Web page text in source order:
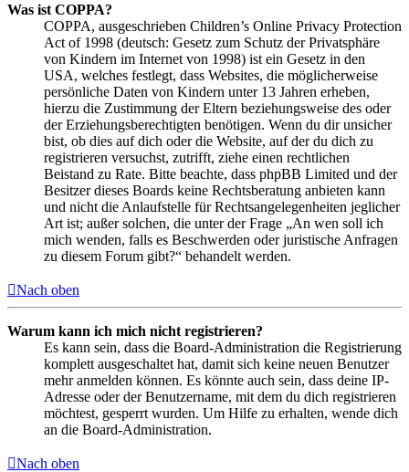
Was ist COPPA?
COPPA, ausgeschrieben Children’s Online Privacy Protection
Act of 1998 (deutsch: Gesetz zum Schutz der Privatsphäre
von Kindern im Internet von 1998) ist ein Gesetz in den
USA, welches festlegt, dass Websites, die möglicherweise
persönliche Daten von Kindern unter 13 Jahren erheben,
hierzu die Zustimmung der Eltern beziehungsweise des oder
der Erziehungsberechtigten benötigen. Wenn du dir unsicher
bist, ob dies auf dich oder die Website, auf der du dich zu
registrieren versuchst, zutrifft, ziehe einen rechtlichen
Beistand zu Rate. Bitte beachte, dass phpBB Limited und der
Besitzer dieses Boards keine Rechtsberatung anbieten kann
und nicht die Anlaufstelle für Rechtsangelegenheiten jeglicher
Art ist; außer solchen, die unter der Frage „An wen soll ich
mich wenden, falls es Beschwerden oder juristische Anfragen
zu diesem Forum gibt?“ behandelt werden.
Nach oben
Warum kann ich mich nicht registrieren?
Es kann sein, dass die Board-Administration die Registrierung
komplett ausgeschaltet hat, damit sich keine neuen Benutzer
mehr anmelden können. Es könnte auch sein, dass deine IP-
Adresse oder der Benutzername, mit dem du dich registrieren
möchtest, gesperrt wurden. Um Hilfe zu erhalten, wende dich
an die Board-Administration.
Nach oben